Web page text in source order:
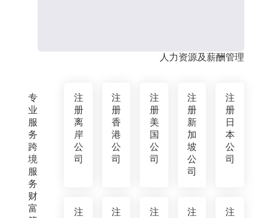
专
业
服
务
跨
境
服
务
财
富
人力资源及薪酬管理
注
册
离
岸
公
司
注
册
香
港
公
司
注
册
美
国
公
司
注
册
新
加
坡
公
司
注
册
日
本
公
司
注
注
注
注
注